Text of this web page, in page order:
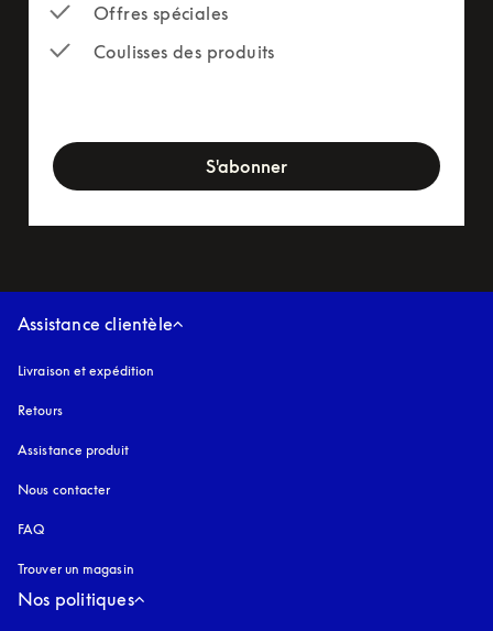
Offres spéciales
Coulisses des produits
S'abonner
Assistance clientèle
Livraison et expédition
Retours
Assistance produit
Nous contacter
FAQ
Trouver un magasin
Nos politiques